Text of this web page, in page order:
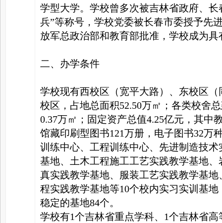
学型大学。学校曾多次被吉林省政府、
兵”等称号，学校党委被长春市委授予先
放军总政治部和教育部批准，学校成为
二、办学条件
学校现有西校区（宽平大路）、东校区
校区，占地总面积52.50万㎡；各类校舍
0.37万㎡；固定资产总值4.25亿元，其中
馆藏印刷型图书121万册，电子图书32万
训练中心、工程训练中心、先进制造技
基地、土木工程施工工艺实践教学基地
真实践教学基地、服装工艺实践教学基
程实践教学基地等10个校内实习实训基
稳定的基地84个。
学校有1个吉林省重点学科、1个吉林省